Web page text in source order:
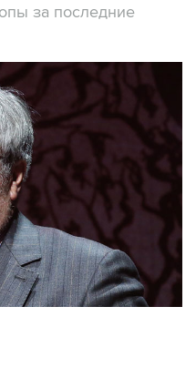
за последние